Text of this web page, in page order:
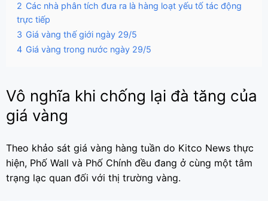
2 Các nhà phân tích đưa ra là hàng loạt yếu tố tác động
trực tiếp
3 Giá vàng thế giới ngày 29/5
4 Giá vàng trong nước ngày 29/5
Vô nghĩa khi chống lại đà tăng của
giá vàng
Theo khảo sát giá vàng hàng tuần do Kitco News thực
hiện, Phố Wall và Phố Chính đều đang ở cùng một tâm
trạng lạc quan đối với thị trường vàng.